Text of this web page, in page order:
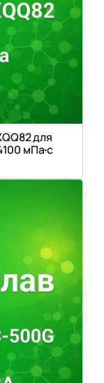
для
мПа∙с